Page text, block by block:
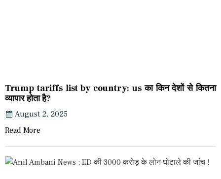
Trump tariffs list by country: us का किन देशों से कितना
व्यापार होता है?
August 2, 2025
Read More